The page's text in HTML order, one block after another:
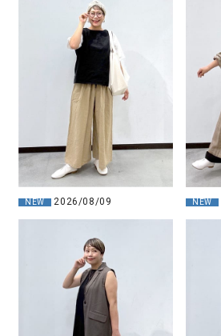
NEW 2026/08/09 NEW